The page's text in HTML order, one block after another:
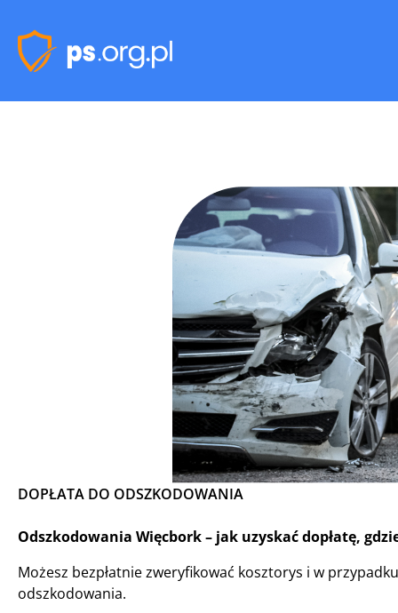
DOPŁATA DO ODSZKODOWANIA
Odszkodowania Więcbork – jak uzyskać dopłatę,
Możesz bezpłatnie zweryfikować kosztorys i w
odszkodowania.